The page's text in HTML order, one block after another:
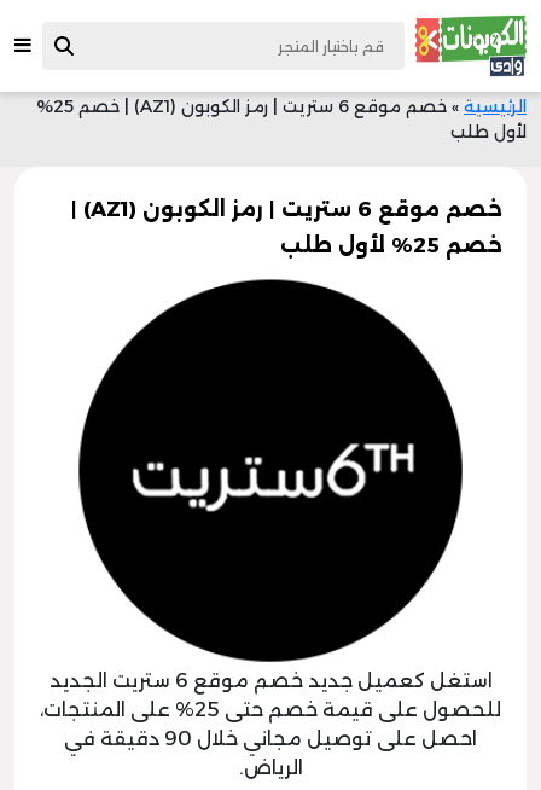
الرئيسية »
خصم موقع 6 ستريت | رمز الكوبون (AZ1) | خصم 25%
لأول طلب
خصم موقع 6 ستريت | رمز الكوبون (AZ1) |
خصم 25% لأول طلب
استغل كعميل جديد خصم موقع 6 ستريت الجديد
للحصول على قيمة خصم حتى 25% على المنتجات،
احصل على توصيل مجاني خلال 90 دقيقة في
الرياض.